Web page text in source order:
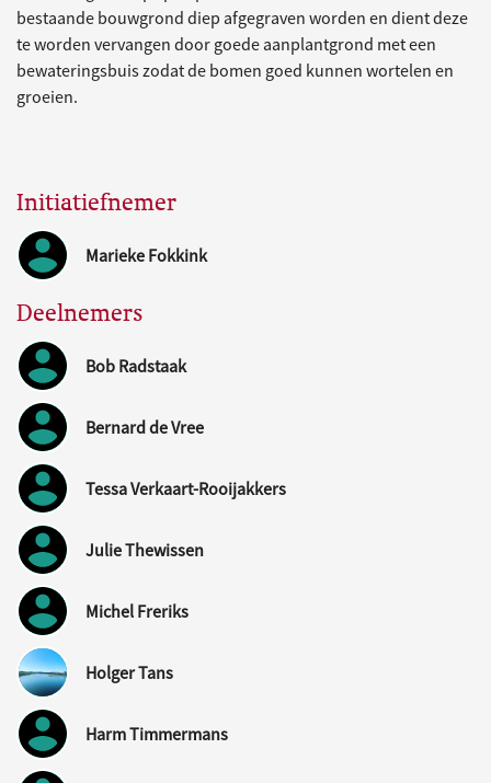
bestaande bouwgrond diep afgegraven worden en dient deze
te worden vervangen door goede aanplantgrond met een
bewateringsbuis zodat de bomen goed kunnen wortelen en
groeien.
Initiatiefnemer
Marieke Fokkink
Deelnemers
Bob Radstaak
Bernard de Vree
Tessa Verkaart-Rooijakkers
Julie Thewissen
Michel Freriks
Holger Tans
Harm Timmermans